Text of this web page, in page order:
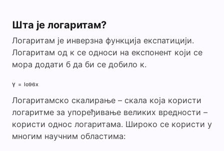
Шта је логаритам?
Логаритам је инверзна функција експатицији.
Логаритам од к се односи на експонент који се
мора додати б да би се добило к.
ᵧ ₌ ₗₒ₉₆ₓ
Логаритамско скалирање – скала која користи
логаритме за упоређивање великих вредности –
користи однос логаритама. Широко се користи у
многим научним областима: